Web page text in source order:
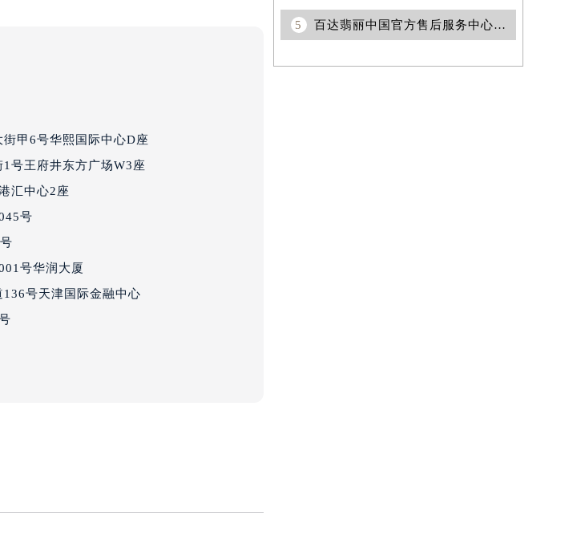
约）
）
中心（需提前预约）
翡丽售后服务中心（需提前预约）
丽售后服务中心（需提前预约）
达翡丽售后服务中心（北京总部）（需提前预约）
心（需提前预约）
需提前预约）
翡丽售后服务中心（需提前预约）
前预约）
心（需提前预约）
（需提前预约）
百达翡丽售后服务中心（需提前预约）
街甲6号华熙国际中心D座
号王府井东方广场W3座
汇中心2座
号
号华润大厦
136号天津国际金融中心
5 百达翡丽中国官方售后服务中心｜网点地址及客服电话权威信息声明（2026年7月最新）